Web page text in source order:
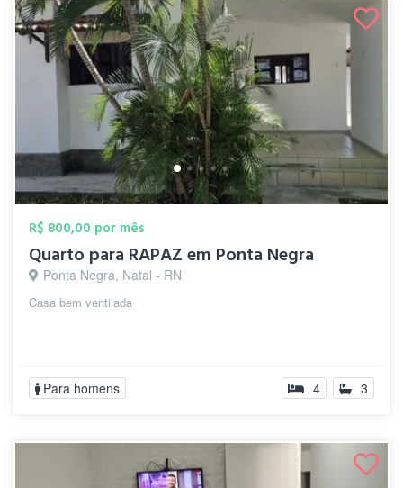
R$ 800,00 por mês
Quarto para RAPAZ em Ponta Negra
Ponta Negra, Natal - RN
Casa bem ventilada
Para homens 4 3